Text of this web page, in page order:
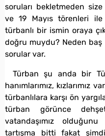
soruları bekletmeden
ve 19 Mayıs törenleri
türbanlı bir ismin oraya
doğru muydu? Neden baş
sorular var.
Türban şu anda bir
hanımlarımız, kızlarımız
türbanlılara karşı ön
türban görünce
vatandaşımız
tartışma bitti fakat